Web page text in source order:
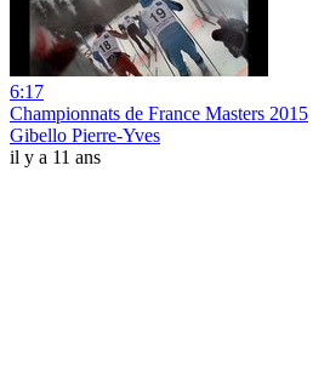
6:17
Championnats de France Masters 2015
Gibello Pierre-Yves
il y a 11 ans